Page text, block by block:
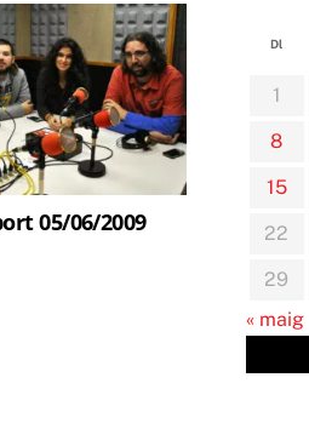
05/06/2009
Dl
1
8
15
22
29
« maig